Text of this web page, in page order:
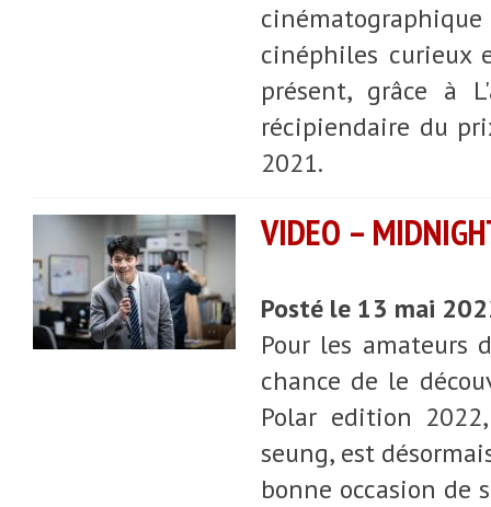
cinéphiles curieux
présent, grâce à
récipiendaire du
2021.
VIDEO –
Posté le 13 mai
Pour les amateurs
chance de le
Polar edition
seung, est
bonne occasion de